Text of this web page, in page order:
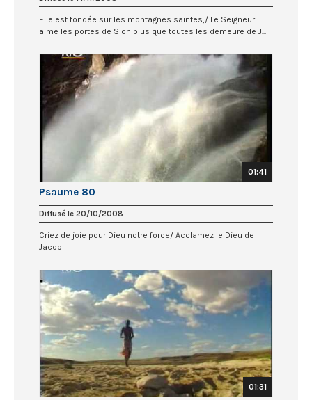
Elle est fondée sur les montagnes saintes,/ Le Seigneur
aime les portes de Sion plus que toutes les demeure de J...
01:41
Psaume 80
Diffusé le 20/10/2008
Criez de joie pour Dieu notre force/ Acclamez le Dieu de
Jacob
01:31